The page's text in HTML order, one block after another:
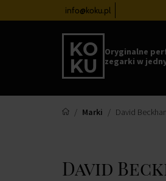
info@koku.pl
od 340 zł
Oryginalne
zegarki w
Marki David
David